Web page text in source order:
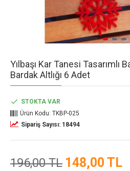
Yılbaşı Kar Tanesi Tasarımlı
Bardak Altlığı 6 Adet
148,00 TL
196,00 TL
STOKTA VAR
Ürün Kodu: TKBP-025
Sipariş Sayısı: 18494